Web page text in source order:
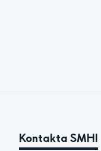
Kontakta SMHI